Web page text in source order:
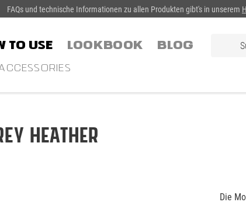
FAQs und technische Informationen zu allen Produkten gibt's in unserem
TO USE LOOKBOOK Blog
Heather
Die